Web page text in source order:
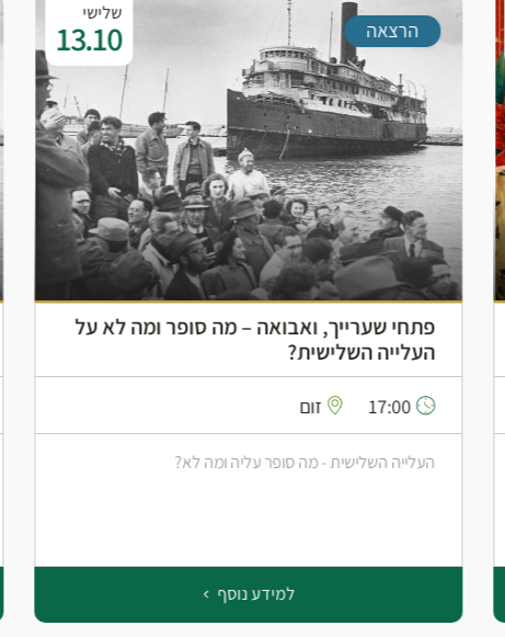
שלישי
13.10 הרצאה
פתחי שערייך, ואבואה – מה סופר ומה לא על
העלייה השלישית?
17:00 זום
העלייה השלישית - מה סופר עליה ומה לא?
למידע נוסף